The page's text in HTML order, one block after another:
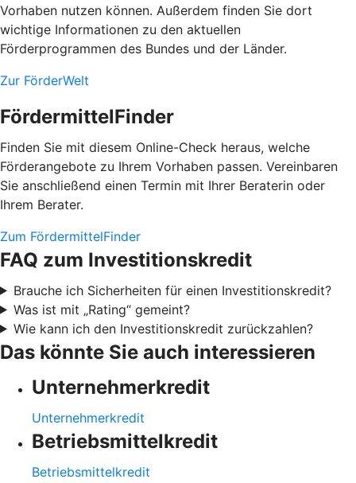
Vorhaben nutzen können. Außerdem finden Sie dort
wichtige Informationen zu den aktuellen
Förderprogrammen des Bundes und der Länder.
Zur FörderWelt
FördermittelFinder
Finden Sie mit diesem Online-Check heraus, welche
Förderangebote zu Ihrem Vorhaben passen. Vereinbaren
Sie anschließend einen Termin mit Ihrer Beraterin oder
Ihrem Berater.
Zum FördermittelFinder
FAQ zum Investitionskredit
Brauche ich Sicherheiten für einen Investitionskredit?
Was ist mit „Rating“ gemeint?
Wie kann ich den Investitionskredit zurückzahlen?
Das könnte Sie auch interessieren
Unternehmerkredit
Unternehmerkredit
Betriebsmittelkredit
Betriebsmittelkredit